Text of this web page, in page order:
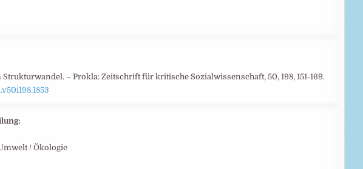
– Prokla: Zeitschrift für kritische Sozialwissenschaft, 50, 198, 151-169.
/ Ökologie